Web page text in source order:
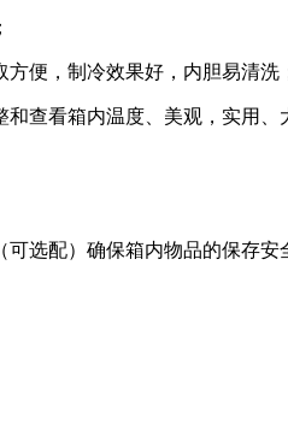
便，制冷效果好，内胆易清洗
查看箱内温度、美观，实用、
选配）确保箱内物品的保存安